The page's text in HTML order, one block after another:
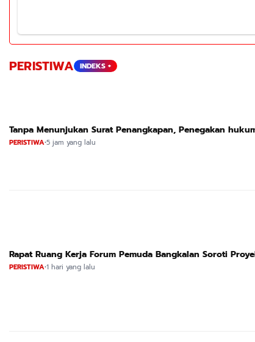
PERISTIWA INDEKS +
PERISTIWA•5 jam yang lalu
Rapat Ruang Kerja Forum Pemuda Bangkalan Soroti
PERISTIWA•1 hari yang lalu